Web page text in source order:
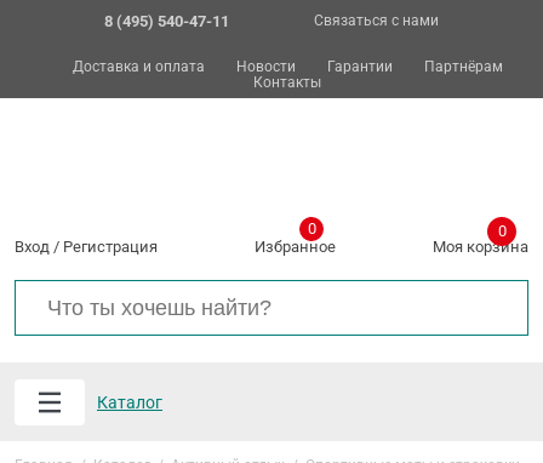
8 (495) 540-47-11 Связаться с нами
Доставка и оплата Новости Гарантии
Партнёрам
Контакты
Вход / Регистрация Избранное
0
Моя корзина
0
Каталог